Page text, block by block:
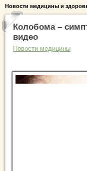
Новости медицины и
Колобома –
видео
Новости медицины